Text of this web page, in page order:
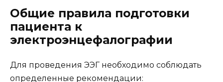
Общие правила подготовки
пациента к
электроэнцефалографии
Для проведения ЭЭГ необходимо соблюдать
определенные рекомендации: